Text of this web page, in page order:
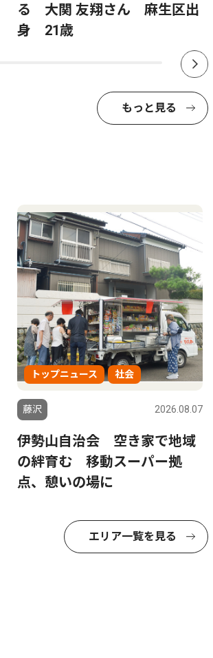
る 大関 友翔さん 麻生区出
身 21歳
もっと見る
トップニュース 社会
藤沢 2026.08.07
伊勢山自治会 空き家で地域
の絆育む 移動スーパー拠
点、憩いの場に
エリア一覧を見る